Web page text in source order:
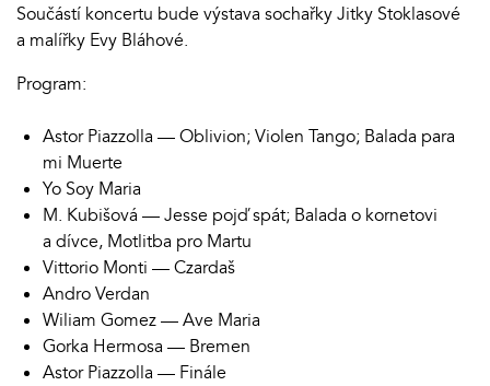
Součástí koncertu bude výstava sochařky Jitky Stoklasové
a malířky Evy Bláhové.
Program:
Astor Piazzolla — Oblivion; Violen Tango; Balada para
mi Muerte
Yo Soy Maria
M. Kubišová — Jesse pojď spát; Balada o kornetovi
a dívce, Motlitba pro Martu
Vittorio Monti — Czardaš
Andro Verdan
Wiliam Gomez — Ave Maria
Gorka Hermosa — Bremen
Astor Piazzolla — Finále